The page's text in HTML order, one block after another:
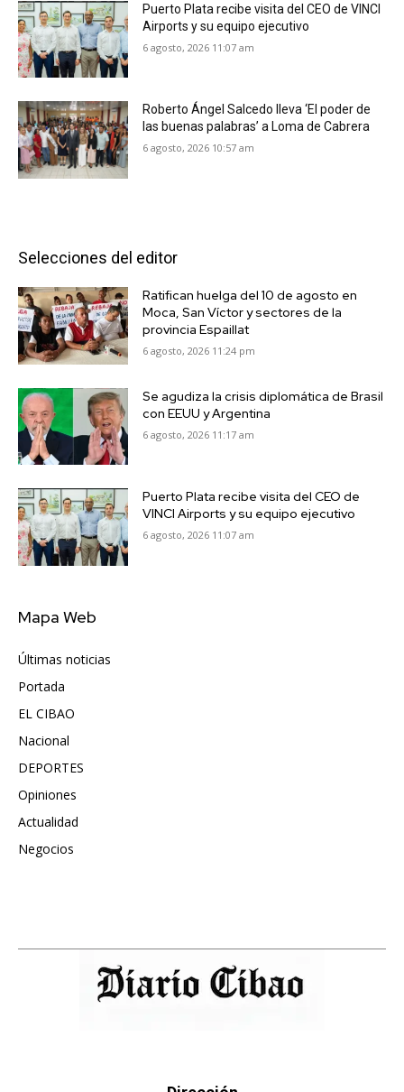
Puerto Plata recibe visita del CEO de VINCI
Airports y su equipo ejecutivo
6 agosto, 2026 11:07 am
Roberto Ángel Salcedo lleva ‘El poder de
las buenas palabras’ a Loma de Cabrera
6 agosto, 2026 10:57 am
Selecciones del editor
Ratifican huelga del 10 de agosto en
Moca, San Víctor y sectores de la
provincia Espaillat
6 agosto, 2026 11:24 pm
Se agudiza la crisis diplomática de Brasil
con EEUU y Argentina
6 agosto, 2026 11:17 am
Puerto Plata recibe visita del CEO de
VINCI Airports y su equipo ejecutivo
6 agosto, 2026 11:07 am
Mapa Web
Últimas noticias
Portada
EL CIBAO
Nacional
DEPORTES
Opiniones
Actualidad
Negocios